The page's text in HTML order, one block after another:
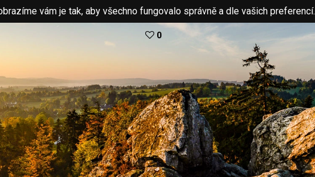
vám je tak, aby všechno fungovalo správně a dle vašich preferencí.
0